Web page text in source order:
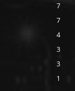
7
7
4
3
3
1